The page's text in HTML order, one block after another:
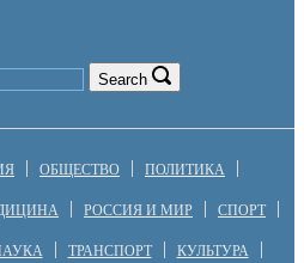
Search
ОБЩЕСТВО ПОЛИТИКА
РОССИЯ И МИР СПОРТ
ТРАНСПОРТ КУЛЬТУРА